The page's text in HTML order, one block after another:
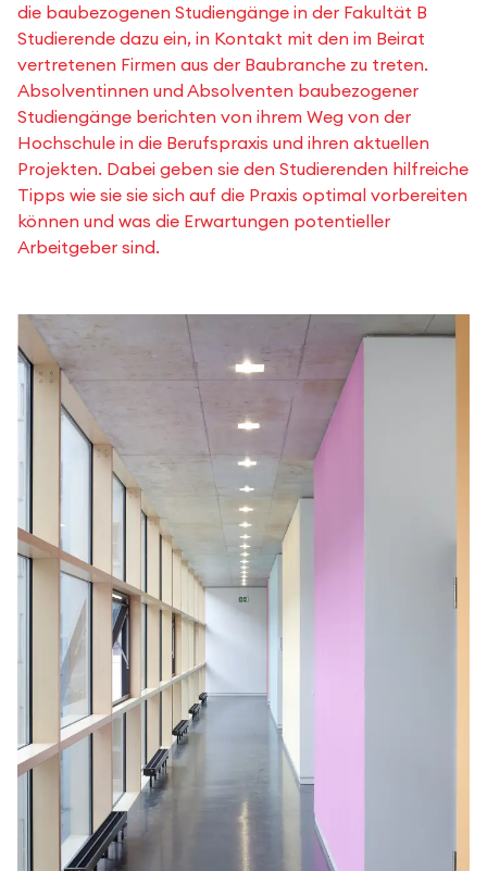
die baubezogenen Studiengänge in der Fakultät B
Studierende dazu ein, in Kontakt mit den im Beirat
vertretenen Firmen aus der Baubranche zu treten.
Absolventinnen und Absolventen baubezogener
Studiengänge berichten von ihrem Weg von der
Hochschule in die Berufspraxis und ihren aktuellen
Projekten. Dabei geben sie den Studierenden hilfreiche
Tipps wie sie sie sich auf die Praxis optimal vorbereiten
können und was die Erwartungen potentieller
Arbeitgeber sind.